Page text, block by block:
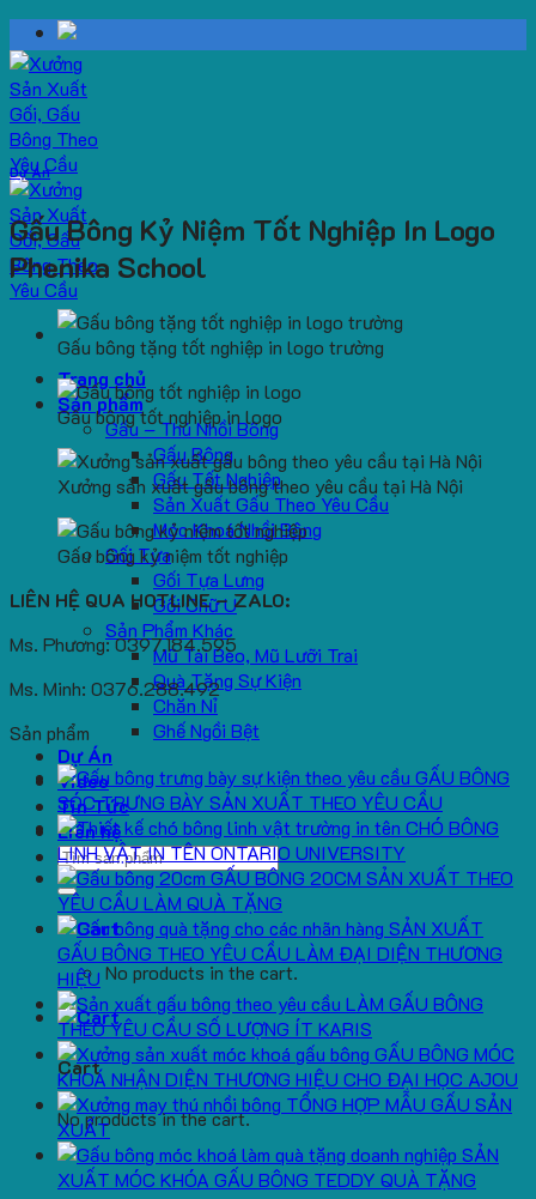
Skip
to
content
Trang chủ
Sản phẩm
Gấu – Thú Nhồi Bông
Gấu Bông
Gấu Tốt Nghiệp
Sản Xuất Gấu Theo Yêu Cầu
Móc Khoá Nhồi Bông
Gối Tựa
Gối Tựa Lưng
Gối Chữ U
Sản Phẩm Khác
Mũ Tai Bèo, Mũ Lưỡi Trai
Quà Tặng Sự Kiện
Chăn Nỉ
Ghế Ngồi Bệt
Dự Án
Video
Tin Tức
Liên hệ
Search
for:
No products in the cart.
Cart
No products in the cart.
Dự Án
Gấu Bông Kỷ Niệm Tốt Nghiệp In Logo
Phenika School
Gấu bông tặng tốt nghiệp in logo trường
Gấu bông tốt nghiệp in logo
Xưởng sản xuất gấu bông theo yêu cầu tại Hà Nội
Gấu bông kỷ niệm tốt nghiệp
LIÊN HỆ QUA HOTLINE – ZALO:
Ms. Phương: 0397.184.595
Ms. Minh: 0376.288.492
Sản phẩm
GẤU BÔNG
SÓC TRƯNG BÀY SẢN XUẤT THEO YÊU CẦU
CHÓ BÔNG
LINH VẬT IN TÊN ONTARIO UNIVERSITY
GẤU BÔNG 20CM SẢN XUẤT THEO
YÊU CẦU LÀM QUÀ TẶNG
SẢN XUẤT
GẤU BÔNG THEO YÊU CẦU LÀM ĐẠI DIỆN THƯƠNG
HIỆU
LÀM GẤU BÔNG
THEO YÊU CẦU SỐ LƯỢNG ÍT KARIS
GẤU BÔNG MÓC
KHOÁ NHẬN DIỆN THƯƠNG HIỆU CHO ĐẠI HỌC AJOU
TỔNG HỢP MẪU GẤU SẢN
XUẤT
SẢN
XUẤT MÓC KHÓA GẤU BÔNG TEDDY QUÀ TẶNG